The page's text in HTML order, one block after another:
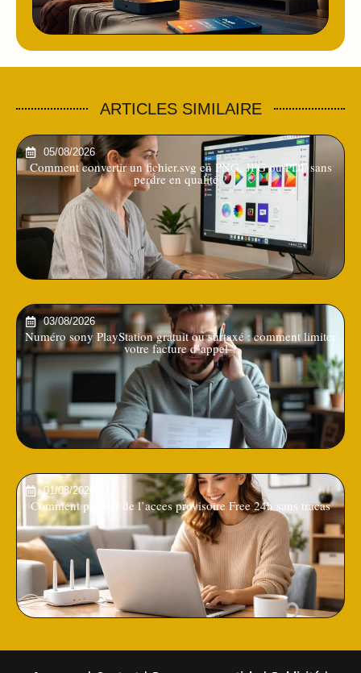
ARTICLES SIMILAIRE
05/08/2026
Comment convertir un fichier.svg en PNG, JPG ou PDF sans
perdre en qualité ?
03/08/2026
Numéro sony PlayStation gratuit ou surtaxé : comment limiter
votre facture d’appel ?
01/08/2026
Comment profiter de l’acces provisoire Free 24h sans tracas